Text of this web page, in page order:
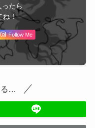
ったら
ね！
Follow Me
る…